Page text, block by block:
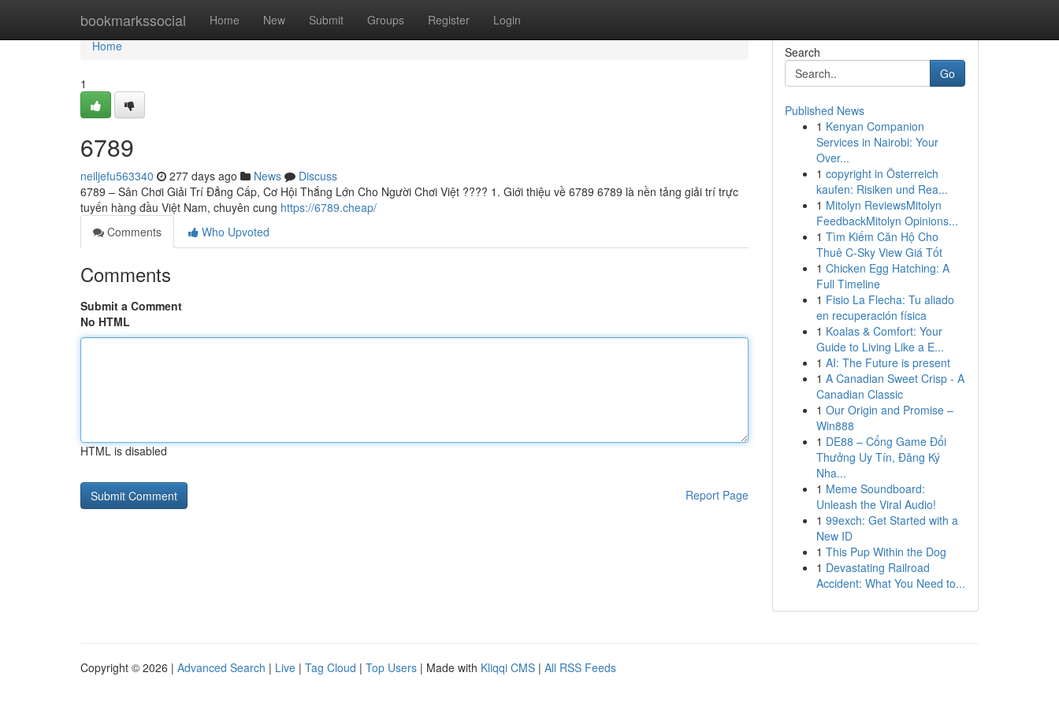
bookmarkssocial Home New Submit Groups Register Login
Home
Home
1
6789
neiljefu563340 277 days ago News
Discuss
6789 – Sân Chơi Giải Trí Đẳng Cấp, Cơ Hội Thắng Lớn Cho Người Chơi Việt ???? 1. Giới thiệu về 6789 6789 là nền tảng giải trí trực
tuyến hàng đầu Việt Nam, chuyên cung https://6789.cheap/
Comments
Who Upvoted
Comments
Submit a Comment
No HTML
HTML is disabled
Report Page
Search
Go
Published News
1 Kenyan Companion
Services in Nairobi: Your
Over...
1 copyright in Österreich
kaufen: Risiken und Rea...
1 Mitolyn ReviewsMitolyn
FeedbackMitolyn Opinions...
1 Tìm Kiếm Căn Hộ Cho
Thuê C-Sky View Giá Tốt
1 Chicken Egg Hatching: A
Full Timeline
1 Fisio La Flecha: Tu aliado
en recuperación física
1 Koalas & Comfort: Your
Guide to Living Like a E...
1 AI: The Future is present
1 A Canadian Sweet Crisp - A
Canadian Classic
1 Our Origin and Promise –
Win888
1 DE88 – Cổng Game Đổi
Thưởng Uy Tín, Đăng Ký
Nha...
1 Meme Soundboard:
Unleash the Viral Audio!
1 99exch: Get Started with a
New ID
1 This Pup Within the Dog
1 Devastating Railroad
Accident: What You Need to...
Copyright © 2026 | Advanced Search | Live | Tag Cloud | Top Users | Made with Kliqqi CMS | All RSS Feeds